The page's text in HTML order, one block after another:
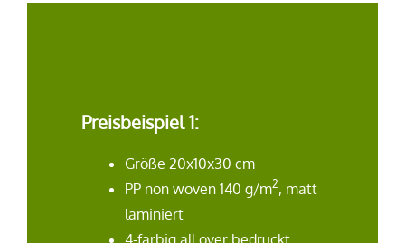
Preisbeispiel 1:
Größe 20x10x30 cm
PP non woven 140 g/m2, matt
laminiert